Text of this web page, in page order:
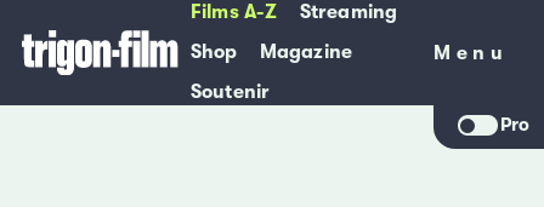
Films A-Z
Streaming
Shop
Magazine
Soutenir
Menu
Menu
Pro